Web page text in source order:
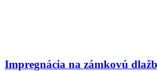
Impregnácia na zámkovú